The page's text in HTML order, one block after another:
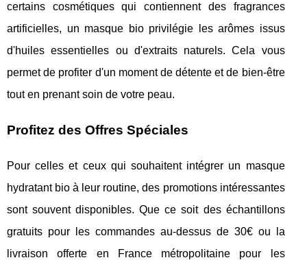
certains cosmétiques qui contiennent des fragrances
artificielles, un masque bio privilégie les arômes issus
d'huiles essentielles ou d'extraits naturels. Cela vous
permet de profiter d'un moment de détente et de bien-être
tout en prenant soin de votre peau.
Profitez des Offres Spéciales
Pour celles et ceux qui souhaitent intégrer un masque
hydratant bio à leur routine, des promotions intéressantes
sont souvent disponibles. Que ce soit des échantillons
gratuits pour les commandes au-dessus de 30€ ou la
livraison offerte en France métropolitaine pour les